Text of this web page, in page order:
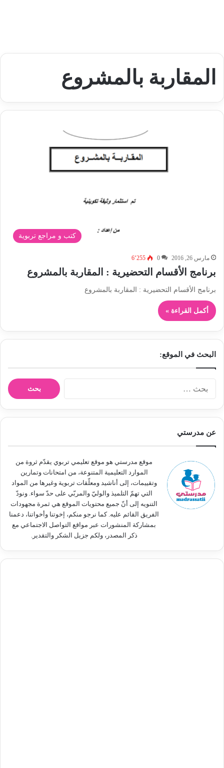
المقاربة بالمشروع
كتب و مراجع تربوية
مارس 26, 2016 0 6٬255
برنامج الأقسام التحضيرية : المقاربة بالمشروع
برنامج الأقسام التحضيرية : المقاربة بالمشروع
أكمل القراءة »
البحث في الموقع:
ن
عن مدرستي
موقع مدرستي هو موقع تعليمي تربوي يقدّم ثروة من
الموارد التعليمية المتنوعة، من امتحانات وتمارين
وتقييمات، إلى أناشيد ومعلّقات تربوية وغيرها من المواد
التي تهمّ التلميذ والوليّ والمربّي على حدّ سواء. ونودّ
التنويه إلى أنّ جميع محتويات الموقع هي ثمرة مجهودات
الفريق القائم عليه. كما نرجو منكم، إخوتنا وأخواتنا، دعمنا
بمشاركة المنشورات عبر مواقع التواصل الاجتماعي مع
ذكر المصدر، ولكم جزيل الشكر والتقدير.